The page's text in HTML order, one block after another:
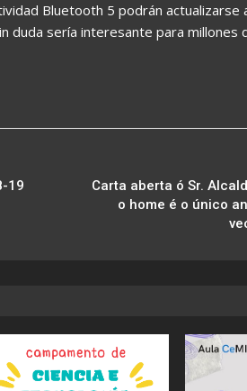
Bluetooth 5 podrán actualizarse
duda sería interesante para millones
19
Carta aberta ó Sr.
o home é o único